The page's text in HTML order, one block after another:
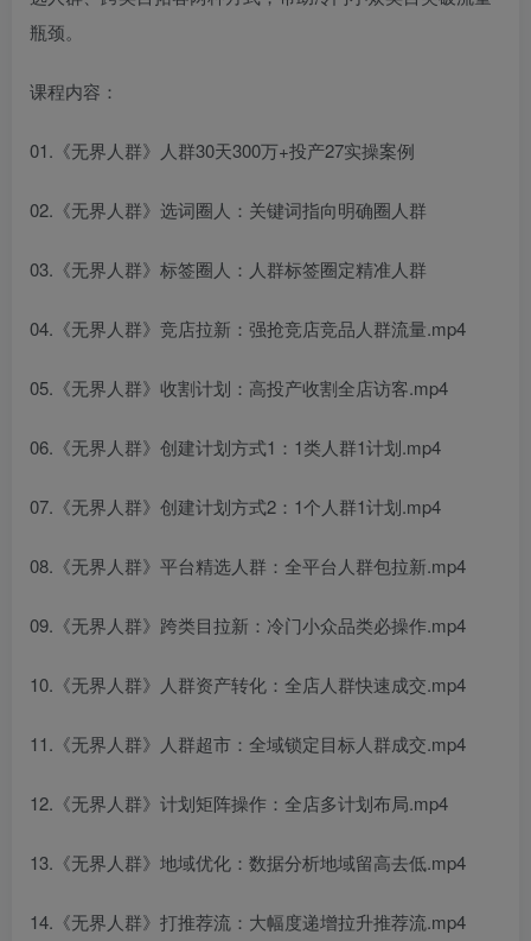
瓶颈。
课程内容：
01.《无界人群》人群30天300万+投产27实操案例
02.《无界人群》选词圈人：关键词指向明确圈人群
03.《无界人群》标签圈人：人群标签圈定精准人群
04.《无界人群》竞店拉新：强抢竞店竞品人群流量.mp4
05.《无界人群》收割计划：高投产收割全店访客.mp4
06.《无界人群》创建计划方式1：1类人群1计划.mp4
07.《无界人群》创建计划方式2：1个人群1计划.mp4
08.《无界人群》平台精选人群：全平台人群包拉新.mp4
09.《无界人群》跨类目拉新：冷门小众品类必操作.mp4
10.《无界人群》人群资产转化：全店人群快速成交.mp4
11.《无界人群》人群超市：全域锁定目标人群成交.mp4
12.《无界人群》计划矩阵操作：全店多计划布局.mp4
13.《无界人群》地域优化：数据分析地域留高去低.mp4
14.《无界人群》打推荐流：大幅度递增拉升推荐流.mp4